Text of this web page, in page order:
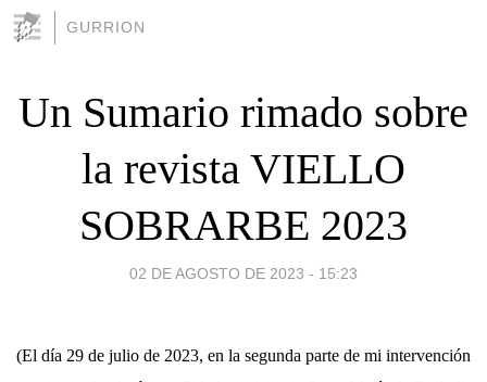
GURRION
Un Sumario rimado sobre
la revista VIELLO
SOBRARBE 2023
02 DE AGOSTO DE 2023 - 15:23
(El día 29 de julio de 2023, en la segunda parte de mi intervención